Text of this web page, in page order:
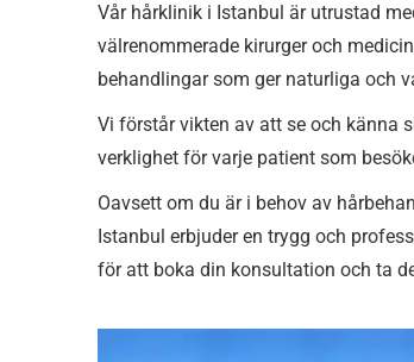
Vår hårklinik i Istanbul är utrustad
välrenommerade kirurger och
behandlingar som ger naturliga och
Vi förstår vikten av att se och känna
verklighet för varje patient som
Oavsett om du är i behov av
Istanbul erbjuder en trygg och
för att boka din konsultation och ta